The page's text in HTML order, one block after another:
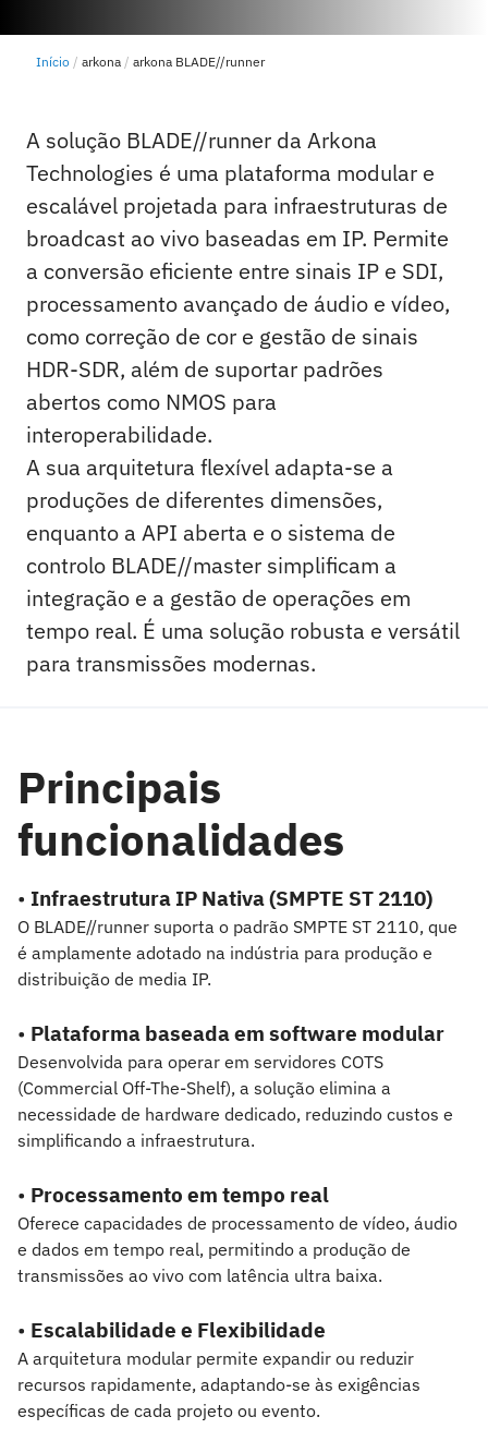
Início arkona arkona BLADE//runner
A solução BLADE//runner da Arkona
Technologies é uma plataforma modular e
escalável projetada para infraestruturas de
broadcast ao vivo baseadas em IP. Permite
a conversão eficiente entre sinais IP e SDI,
processamento avançado de áudio e vídeo,
como correção de cor e gestão de sinais
HDR-SDR, além de suportar padrões
abertos como NMOS para
interoperabilidade.
A sua arquitetura flexível adapta-se a
produções de diferentes dimensões,
enquanto a API aberta e o sistema de
controlo BLADE//master simplificam a
integração e a gestão de operações em
tempo real. É uma solução robusta e versátil
para transmissões modernas.
Principais
funcionalidades
• Infraestrutura IP Nativa (SMPTE ST 2110)
O BLADE//runner suporta o padrão SMPTE ST 2110, que
é amplamente adotado na indústria para produção e
distribuição de media IP.
• Plataforma baseada em software modular
Desenvolvida para operar em servidores COTS
(Commercial Off-The-Shelf), a solução elimina a
necessidade de hardware dedicado, reduzindo custos e
simplificando a infraestrutura.
• Processamento em tempo real
Oferece capacidades de processamento de vídeo, áudio
e dados em tempo real, permitindo a produção de
transmissões ao vivo com latência ultra baixa.
• Escalabilidade e Flexibilidade
A arquitetura modular permite expandir ou reduzir
recursos rapidamente, adaptando-se às exigências
específicas de cada projeto ou evento.